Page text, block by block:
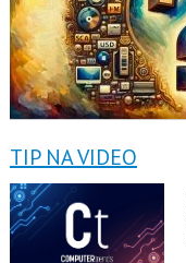
TIP NA VIDEO